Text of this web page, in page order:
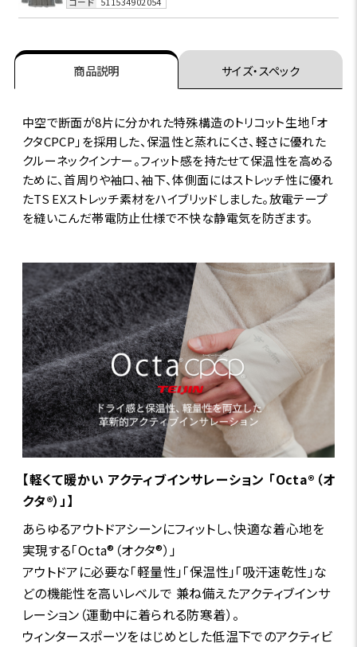
商品説明 サイズ・スペック
中空で断面が8片に分かれた特殊構造のトリコット生地「オ
クタCPCP」を採用した、保温性と蒸れにくさ、軽さに優れた
クルーネックインナー。フィット感を持たせて保温性を高める
ために、首周りや袖口、袖下、体側面にはストレッチ性に優れ
たTS EXストレッチ素材をハイブリッドしました。放電テープ
を縫いこんだ帯電防止仕様で不快な静電気を防ぎます。
【軽くて暖かい アクティブインサレーション 「Octa®（オ
クタ®）」】
あらゆるアウトドアシーンにフィットし、快適な着心地を
実現する「Octa®（オクタ®）」
アウトドアに必要な「軽量性」「保温性」「吸汗速乾性」な
どの機能性を高いレベルで 兼ね備えたアクティブインサ
レーション（運動中に着られる防寒着）。
ウィンタースポーツをはじめとした低温下でのアクティビ